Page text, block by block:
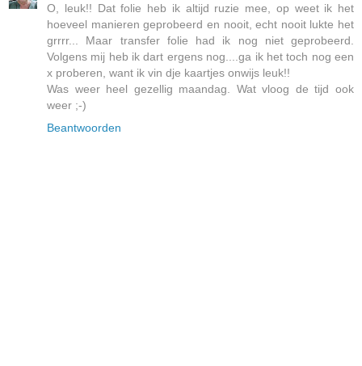
O, leuk!! Dat folie heb ik altijd ruzie mee, op weet ik het
hoeveel manieren geprobeerd en nooit, echt nooit lukte het
grrrr... Maar transfer folie had ik nog niet geprobeerd.
Volgens mij heb ik dart ergens nog....ga ik het toch nog een
x proberen, want ik vin dje kaartjes onwijs leuk!!
Was weer heel gezellig maandag. Wat vloog de tijd ook
weer ;-)
Beantwoorden